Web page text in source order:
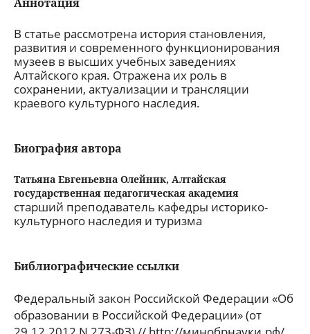
В статье рассмотрена история становления,
развития и современного функционирования
музеев в высших учебных заведениях
Алтайского края. Отражена их роль в
сохранении, актуализации и трансляции
краевого культурного наследия.
Биография автора
Татьяна Евгеньевна Олейник, Алтайская
государственная педагогическая академия
старший преподаватель кафедры историко-
культурного наследия и туризма
Библиографические ссылки
Федеральный закон Российской Федерации «Об
образовании в Российской Федерации» (от